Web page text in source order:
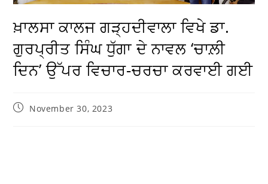
ਖ਼ਾਲਸਾ ਕਾਲਜ ਗੜ੍ਹਦੀਵਾਲਾ ਵਿਖੇ ਡਾ.
ਗੁਰਪ੍ਰੀਤ ਸਿੰਘ ਧੁੱਗਾ ਦੇ ਨਾਵਲ ‘ਚਾਲ਼ੀ
ਦਿਨ’ ਉੱਪਰ ਵਿਚਾਰ-ਚਰਚਾ ਕਰਵਾਈ ਗਈ
November 30, 2023